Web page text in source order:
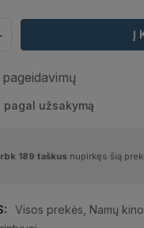
Į
pagal užsakymą
189 taškus nupirkęs šią
Visos prekės Namų